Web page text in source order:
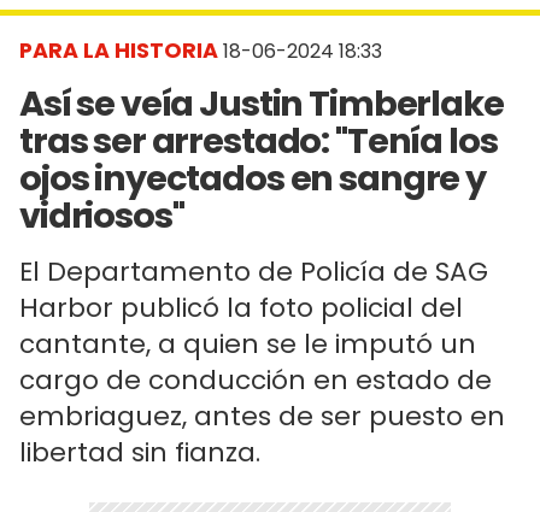
PARA LA HISTORIA18-06-2024 18:33
Así se veía Justin Timberlake
tras ser arrestado: "Tenía los
ojos inyectados en sangre y
vidriosos"
El Departamento de Policía de SAG
Harbor publicó la foto policial del
cantante, a quien se le imputó un
cargo de conducción en estado de
embriaguez, antes de ser puesto en
libertad sin fianza.